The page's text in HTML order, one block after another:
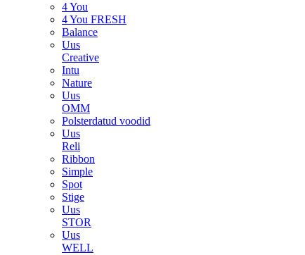
4 You
4 You FRESH
Balance
Uus
Creative
Intu
Nature
Uus
OMM
Polsterdatud voodid
Uus
Reli
Ribbon
Simple
Spot
Stige
Uus
STOR
Uus
WELL